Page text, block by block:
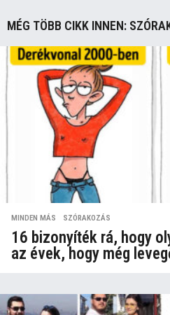
MÉG TÖBB CIKK INNEN:
MINDEN MÁS ,SZÓRAKOZÁS
16 bizonyíték rá, hogy
az évek, hogy még